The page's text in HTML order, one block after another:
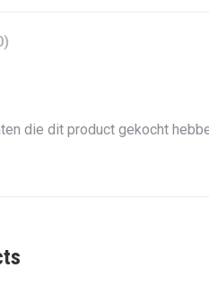
die dit product gekocht